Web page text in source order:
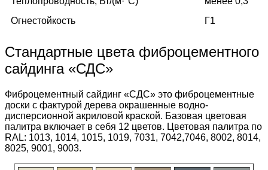
Огнестойкость
Г1
Стандартные цвета фиброцементного
сайдинга «СДС»
Фиброцементный сайдинг «СДС» это фиброцементные
доски с фактурой дерева окрашенные водно-
дисперсионной акриловой краской. Базовая цветовая
палитра включает в себя 12 цветов. Цветовая палитра по
RAL: 1013, 1014, 1015, 1019, 7031, 7042,7046, 8002, 8014,
8025, 9001, 9003.